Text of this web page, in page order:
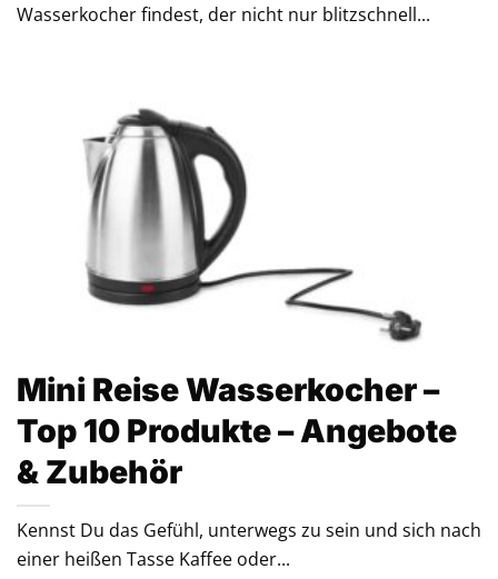
Wasserkocher findest, der nicht nur blitzschnell...
Mini Reise Wasserkocher –
Top 10 Produkte – Angebote
& Zubehör
Kennst Du das Gefühl, unterwegs zu sein und sich nach
einer heißen Tasse Kaffee oder...